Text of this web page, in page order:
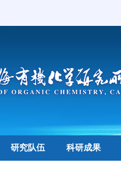
研究队伍 科研成果